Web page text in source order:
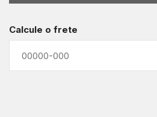
Calcule o frete